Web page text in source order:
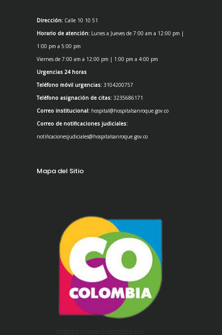
Dirección: Calle 10 10 51
Horario de atención: Lunes a Jueves de 7:00 am a 12:00 pm |
1:00 pm a 5:00 pm
Viernes de 7:00 am a 12:00 pm | 1:00 pm a 4:00 pm
Urgencias 24 horas
Teléfono móvil urgencias: 3104200757
Teléfono asignación de citas: 3235686171
Correo institucional: hospital@hospitalsanroque.gov.co
Correo de notificaciones judiciales:
notificacionesjudiciales@hospitalsanroque.gov.co
Mapa del Sitio